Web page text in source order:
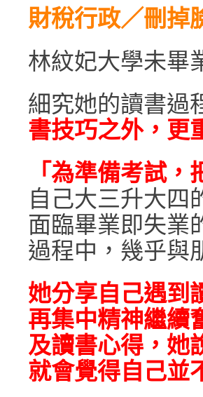
財稅行政／刪掉
林紋妃大學未畢
細究她的讀書過
書技巧之外，更
「為準備考試
自己大三升大四
面臨畢業即失業
過程中，幾乎與
她分享自己遇到
再集中精神繼續
及讀書心得，她
就會覺得自己並